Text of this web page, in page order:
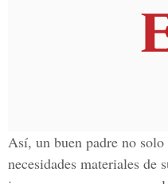
Así, un buen padre no solo
necesidades materiales de